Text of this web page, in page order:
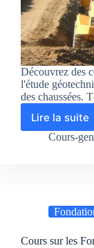
Découvrez des
l'étude
des chaussées.
Lire la suite
Étude
et
Cours-
Cours sur les